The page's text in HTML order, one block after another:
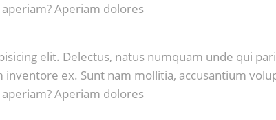
Aperiam dolores
elit. Delectus, natus numquam unde qui
ex. Sunt nam mollitia, accusantium
Aperiam dolores